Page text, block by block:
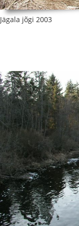
Jägala jõgi 2003